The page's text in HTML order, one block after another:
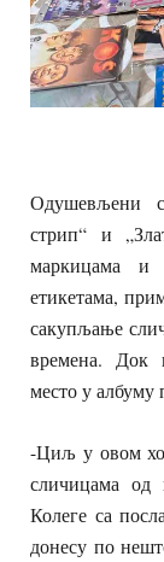
Одушевљени
стрип“ и
маркицама и
етикетама,
сакупљање
времена. Док
место у албуму
-Циљ у овом
сличицама од
Колеге са
донесу по